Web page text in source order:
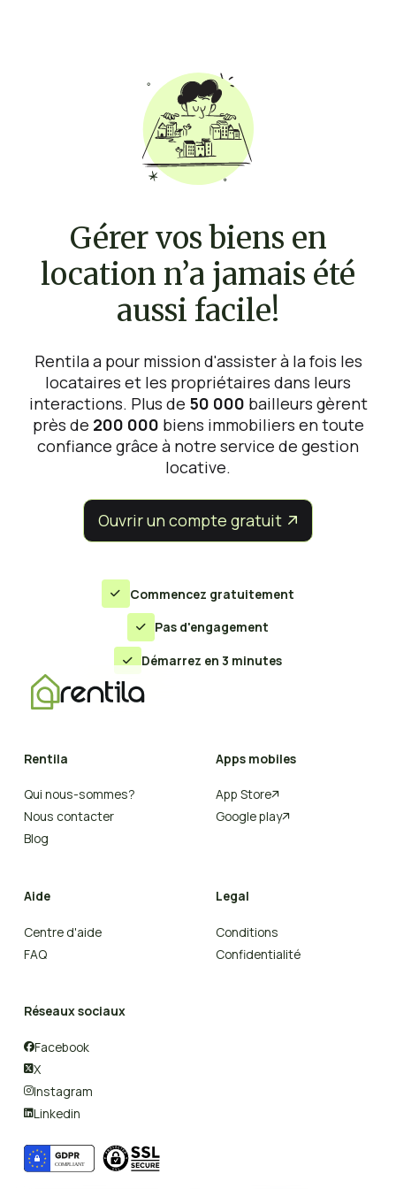
Gérer vos biens en
location n’a jamais été
aussi facile!
Rentila a pour mission d'assister à la fois les
locataires et les propriétaires dans leurs
interactions. Plus de 50 000 bailleurs gèrent
près de 200 000 biens immobiliers en toute
confiance grâce à notre service de gestion
locative.
Ouvrir un compte gratuit 
 Commencez gratuitement
 Pas d'engagement
 Démarrez en 3 minutes
Rentila
Qui nous-sommes?
Nous contacter
Blog
Apps mobiles
App Store
Google play
Aide
Centre d'aide
FAQ
Legal
Conditions
Confidentialité
Réseaux sociaux
Facebook
X
Instagram
Linkedin